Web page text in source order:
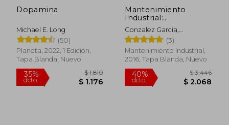
Dopamina
Michael E. Long
(50)
Planeta, 2022, 1 Edición,
Tapa Blanda, Nuevo
Mantenimiento
Industrial:
Organizacion, Control
y Gestion
Gonzalez Garcia,
Raimundo Heber
(3)
Mantenimiento Industrial,
2016, Tapa Blanda, Nuevo